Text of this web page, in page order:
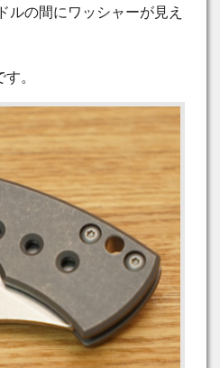
ルの間にワッシャーが見え
。